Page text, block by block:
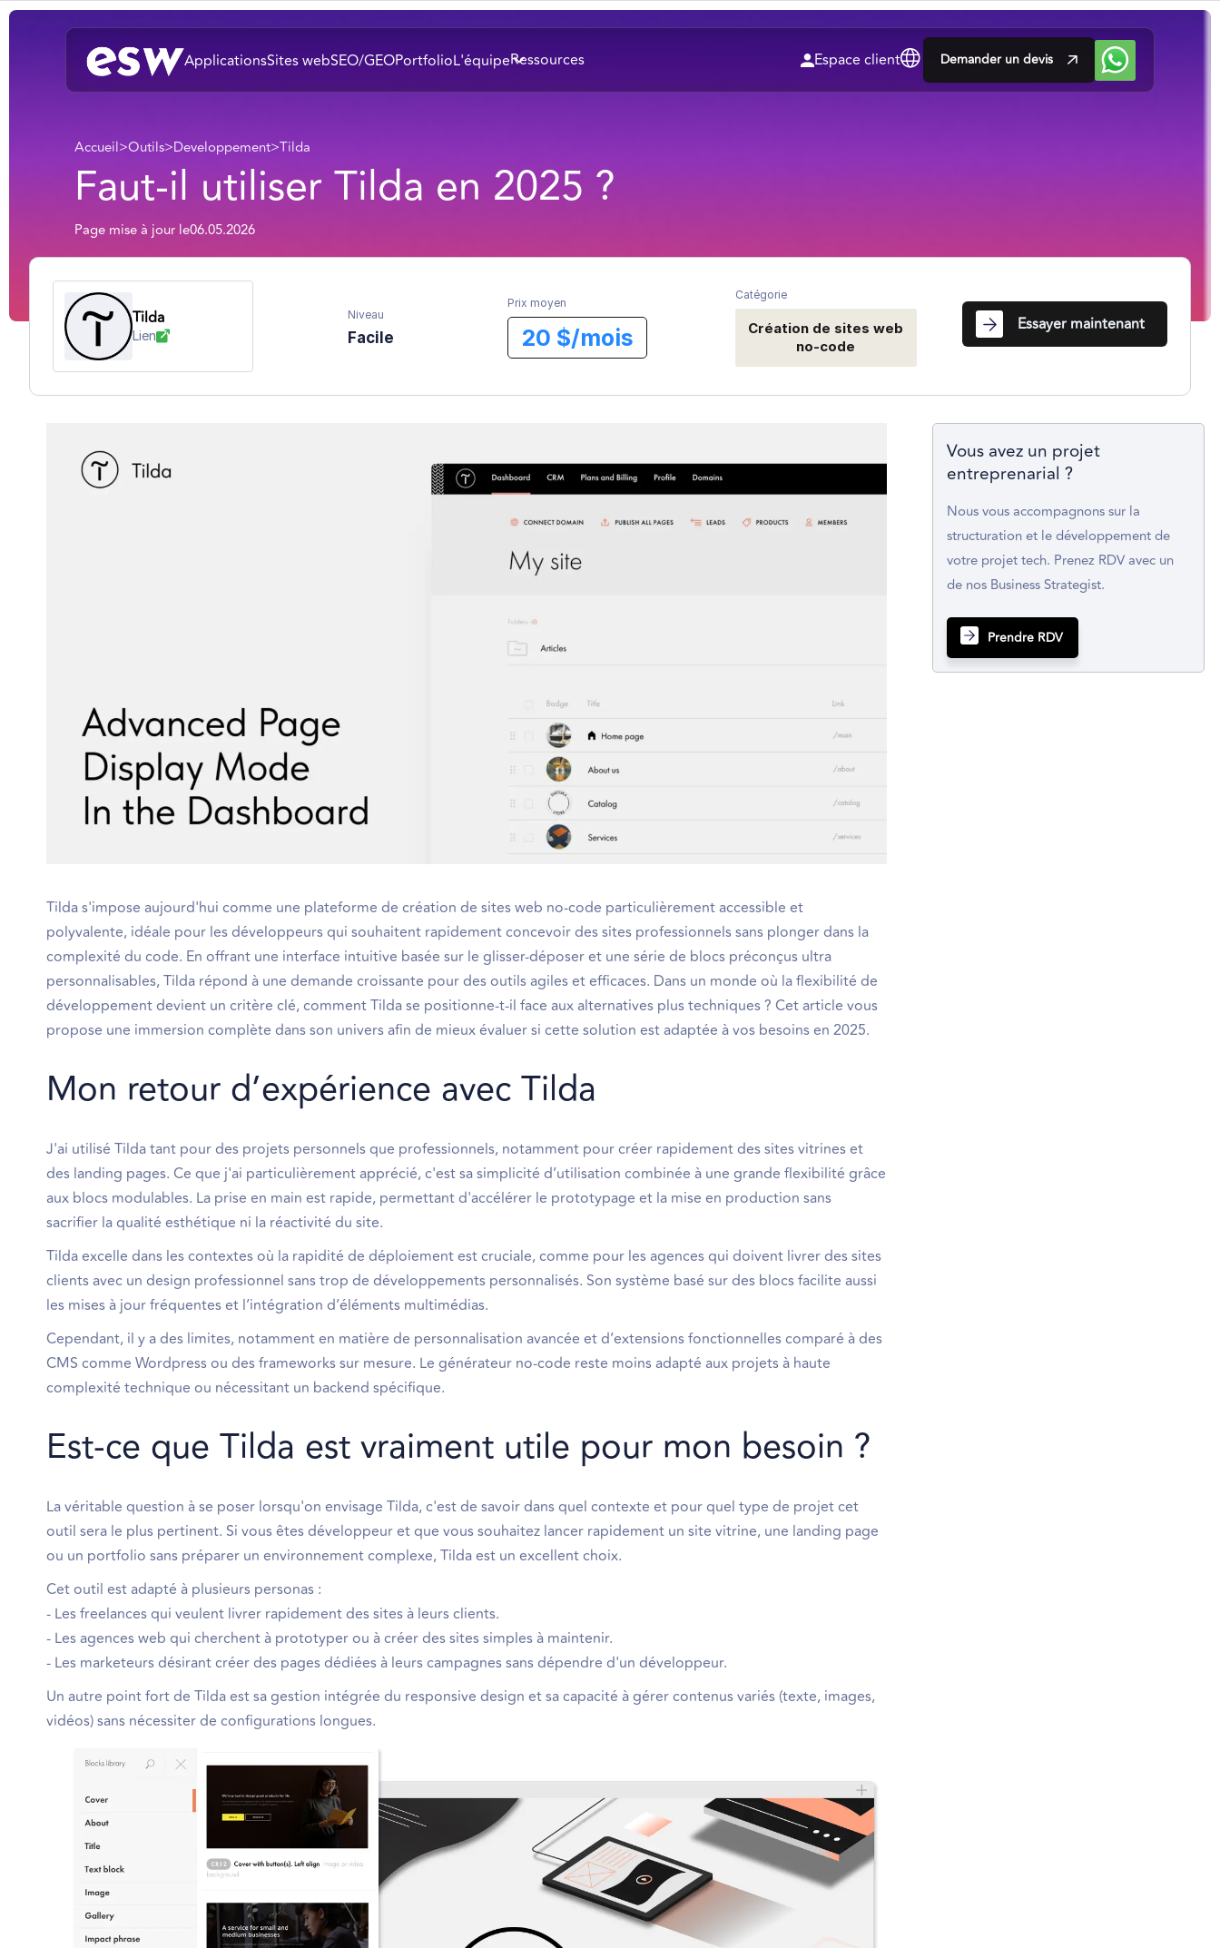
ApplicationsSites webSEO/GEOPortfolioL'équipeRessources Espace client Demander un devis
Accueil>Outils>Developpement>Tilda
Faut-il utiliser Tilda en 2025 ?
Page mise à jour le06.05.2026
Tilda
Lien
Niveau
Facile
Prix moyen
20 $/mois
Catégorie
Création de sites web
no-code
Essayer maintenant
Tilda s'impose aujourd'hui comme une plateforme de création de sites web no-code particulièrement accessible et
polyvalente, idéale pour les développeurs qui souhaitent rapidement concevoir des sites professionnels sans plonger dans la
complexité du code. En offrant une interface intuitive basée sur le glisser-déposer et une série de blocs préconçus ultra
personnalisables, Tilda répond à une demande croissante pour des outils agiles et efficaces. Dans un monde où la flexibilité de
développement devient un critère clé, comment Tilda se positionne-t-il face aux alternatives plus techniques ? Cet article vous
propose une immersion complète dans son univers afin de mieux évaluer si cette solution est adaptée à vos besoins en 2025.
Mon retour d’expérience avec Tilda
J'ai utilisé Tilda tant pour des projets personnels que professionnels, notamment pour créer rapidement des sites vitrines et
des landing pages. Ce que j'ai particulièrement apprécié, c'est sa simplicité d’utilisation combinée à une grande flexibilité grâce
aux blocs modulables. La prise en main est rapide, permettant d'accélérer le prototypage et la mise en production sans
sacrifier la qualité esthétique ni la réactivité du site.
Tilda excelle dans les contextes où la rapidité de déploiement est cruciale, comme pour les agences qui doivent livrer des sites
clients avec un design professionnel sans trop de développements personnalisés. Son système basé sur des blocs facilite aussi
les mises à jour fréquentes et l’intégration d’éléments multimédias.
Cependant, il y a des limites, notamment en matière de personnalisation avancée et d’extensions fonctionnelles comparé à des
CMS comme Wordpress ou des frameworks sur mesure. Le générateur no-code reste moins adapté aux projets à haute
complexité technique ou nécessitant un backend spécifique.
Est-ce que Tilda est vraiment utile pour mon besoin ?
La véritable question à se poser lorsqu'on envisage Tilda, c'est de savoir dans quel contexte et pour quel type de projet cet
outil sera le plus pertinent. Si vous êtes développeur et que vous souhaitez lancer rapidement un site vitrine, une landing page
ou un portfolio sans préparer un environnement complexe, Tilda est un excellent choix.
Cet outil est adapté à plusieurs personas :
- Les freelances qui veulent livrer rapidement des sites à leurs clients.
- Les agences web qui cherchent à prototyper ou à créer des sites simples à maintenir.
- Les marketeurs désirant créer des pages dédiées à leurs campagnes sans dépendre d'un développeur.
Un autre point fort de Tilda est sa gestion intégrée du responsive design et sa capacité à gérer contenus variés (texte, images,
vidéos) sans nécessiter de configurations longues.
Vous avez un projet
entreprenarial ?
Nous vous accompagnons sur la
structuration et le développement de
votre projet tech. Prenez RDV avec un
de nos Business Strategist.
Prendre RDV